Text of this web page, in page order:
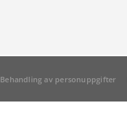
Behandling av personuppgifter